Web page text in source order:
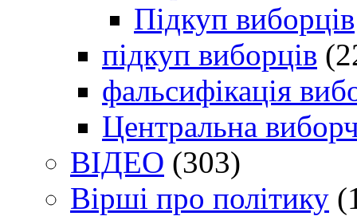
Підкуп виборців
підкуп виборців
фальсифікація
Центральна
ВІДЕО (303)
Вірші про політику